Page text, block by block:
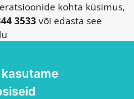
kohta küsimus,
3533 või edasta see
kohta saad lugeda